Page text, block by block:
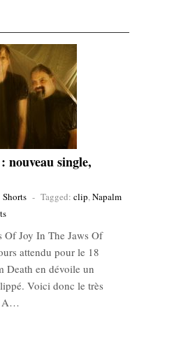
nouveau single,
Shorts - Tagged: clip,Napalm
Of Joy In The Jaws Of
attendu pour le 18
Death en dévoile un
Voici donc le très
A…